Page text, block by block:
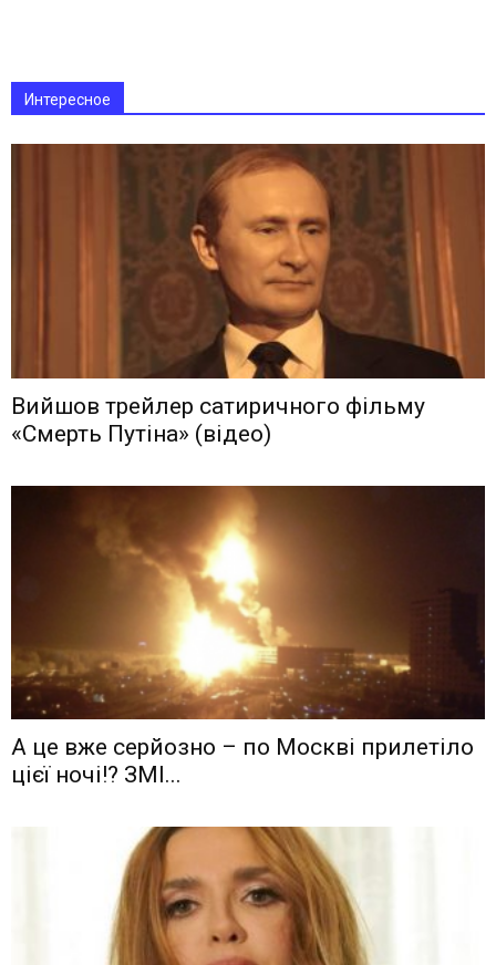
Интересное
Вийшов трейлер сатиричного фільму
«Смерть Путіна» (відео)
А це вже серйозно – по Москві прилетіло
цієї ночі!? ЗМІ...